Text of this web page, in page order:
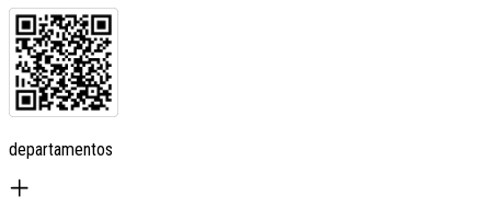
departamentos